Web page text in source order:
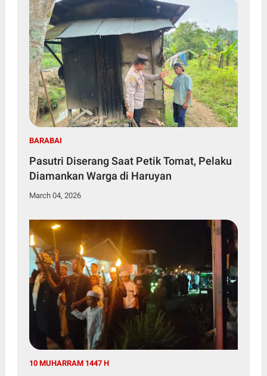
BARABAI
Pasutri Diserang Saat Petik Tomat, Pelaku
Diamankan Warga di Haruyan
March 04, 2026
10 MUHARRAM 1447 H